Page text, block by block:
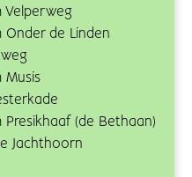
Velperweg
Onder de Linden
Musis
(de Bethaan)
Jachthoorn